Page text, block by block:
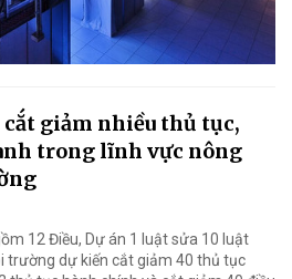
giảm nhiều thủ tục,
trong lĩnh vực nông
12 Điều, Dự án 1 luật sửa 10 luật
trường dự kiến cắt giảm 40 thủ tục